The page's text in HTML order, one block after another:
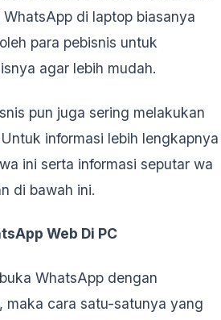
di laptop biasanya
para pebisnis untuk
agar lebih mudah.
pun juga sering melakukan
Untuk informasi lebih lengkapnya
ini serta informasi seputar wa
di bawah ini.
Web Di PC
WhatsApp dengan
maka cara satu-satunya yang